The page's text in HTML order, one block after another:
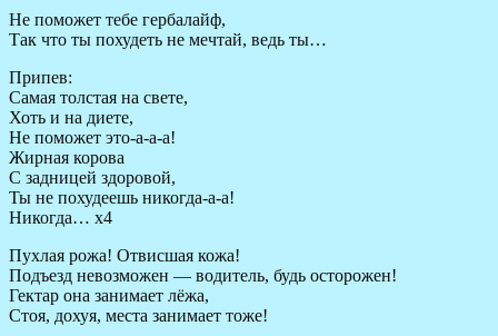
Не поможет тебе гербалайф,
Так что ты похудеть не мечтай, ведь ты…
Припев:
Самая толстая на свете,
Хоть и на диете,
Не поможет это-а-а-а!
Жирная корова
С задницей здоровой,
Ты не похудеешь никогда-а-а!
Никогда… х4
Пухлая рожа! Отвисшая кожа!
Подъезд невозможен — водитель, будь осторожен!
Гектар она занимает лёжа,
Стоя, дохуя, места занимает тоже!